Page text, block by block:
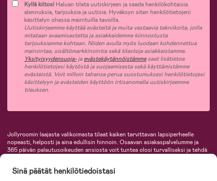
Kyllä kiitos! Haluan tilata uutiskirjeen ja saada henkilökohtaisia
alennuksia, tarjouksia ja uutisia. Hyväksyn siten henkilötietojeni
käsittelyn ohessa mainituilla tavoilla.
Uutiskirjeemme käyttää evästeitä ja muita vastaavia tekniikoita, joilla
mitataan avaamisastetta ja asiakkaidemme kiinnostusta
tarjouksiamme kohtaan. Niiden avulla myös luodaan kohdennettua
mainontaa, sisältömarkkinointia sekä tilastoja asiakkaistamme.
Yksityisyydensuoja-jaevästekäytännöistämmesaat lisätietoa
henkilötietojesi käytöstä ja suojaamisesta sekä käyttämistämme
evästeistä. Voit milloin tahansa perua suostumuksesi henkilötietojesi
käsittelyyn ja evästeiden käyttöön irtisanomalla uutiskirjeemme
tilauksen.
Jollyroomin laajasta valikoimasta tilaat kaiken tarvittavan lapsiperheelle
nopeasti, helposti ja aina edullisin hinnoin. Osaavan asiakaspalvelumme ja
365 päivän palautusoikeuden ansiosta voit tuntea olosi turvalliseksi ja tehdä
lastentarvikkeita sekä paljon muuta. Meiltä löydät lukuisia tunnettuja
Sinä päätät henkilötiedoistasi